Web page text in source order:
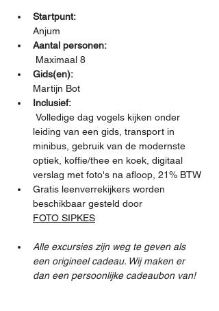
Startpunt:
Anjum
Aantal personen:
Maximaal 8
Gids(en):
Martijn Bot
Inclusief:
leiding van een gids, transport in
minibus, gebruik van de modernste
optiek, koffie/thee en koek, digitaal
verslag met foto's na afloop, 21% BTW
Gratis leenverrekijkers worden
beschikbaar gesteld door
FOTO SIPKES
Alle excursies zijn weg te geven als
een origineel cadeau. Wij maken er
dan een persoonlijke cadeaubon van!